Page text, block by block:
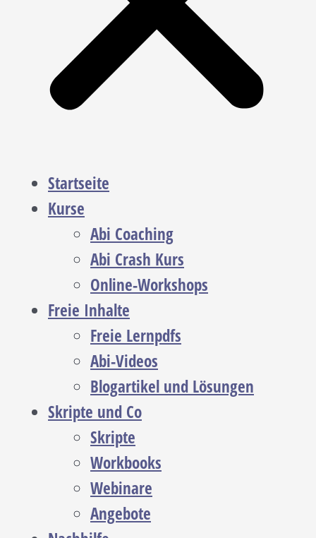
Startseite
Kurse
Abi Coaching
Abi Crash Kurs
Online-Workshops
Freie Inhalte
Freie Lernpdfs
Abi-Videos
Blogartikel und Lösungen
Skripte und Co
Skripte
Workbooks
Webinare
Angebote